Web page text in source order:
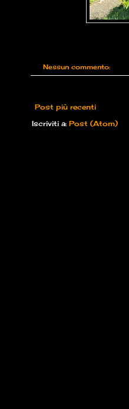
Nessun commento:
Post più recenti
Iscriviti a: Post (Atom)